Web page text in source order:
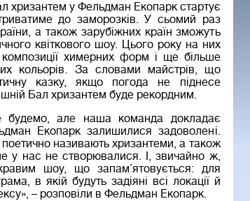
хризантем у Фельдман Екопарк стартує
до заморозків. У сьомий раз
а також зарубіжних країн зможуть
квіткового шоу. Цього року на них
композиції химерних форм і ще більше
кольорів. За словами майстрів, що
казку, якщо погода не піднесе
Бал хризантем буде рекордним.
будемо, але наша команда докладає
Екопарк залишилися задоволені.
називають хризантеми, а також
у нас не створювалися. І, звичайно ж,
шоу, що запам’ятовується: для
в якій будуть задіяні всі локації й
– розповіли в Фельдман Екопарк.